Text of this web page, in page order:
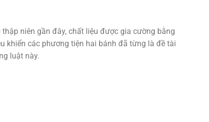
niên gần đây, chất liệu được gia cường bằng
khiển các phương tiện hai bánh đã từng là đề tài
luật này.